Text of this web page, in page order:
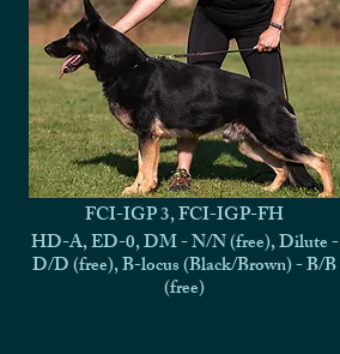
FCI-IGP 3, FCI-IGP-FH
HD-A, ED-0, DM - N/N (free), Dilute -
D/D (free), B-locus (Black/Brown) - B/B
(free)